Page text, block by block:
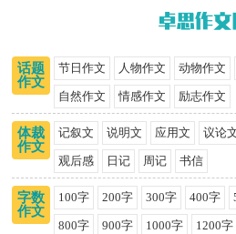
话题
作文
节日作文 人物作文 动物作文
自然作文 情感作文 励志作文
体裁
作文
记叙文 说明文 应用文 议论
观后感 日记 周记 书信
字数
作文
100字 200字 300字 400字
800字 900字 1000字 1200字